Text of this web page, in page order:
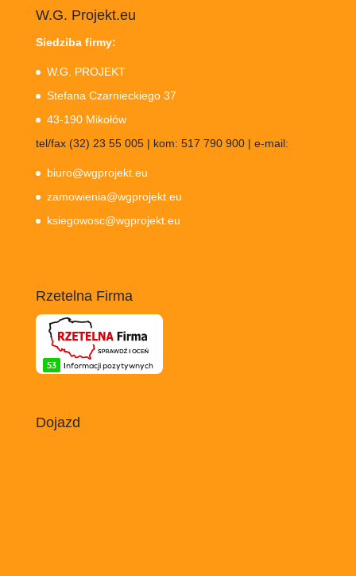
W.G. Projekt.eu
Siedziba firmy:
W.G. PROJEKT
Stefana Czarnieckiego 37
43-190 Mikołów
tel/fax (32) 23 55 005 | kom: 517 790 900 | e-mail:
biuro@wgprojekt.eu
zamowienia@wgprojekt.eu
ksiegowosc@wgprojekt.eu
Rzetelna Firma
Dojazd